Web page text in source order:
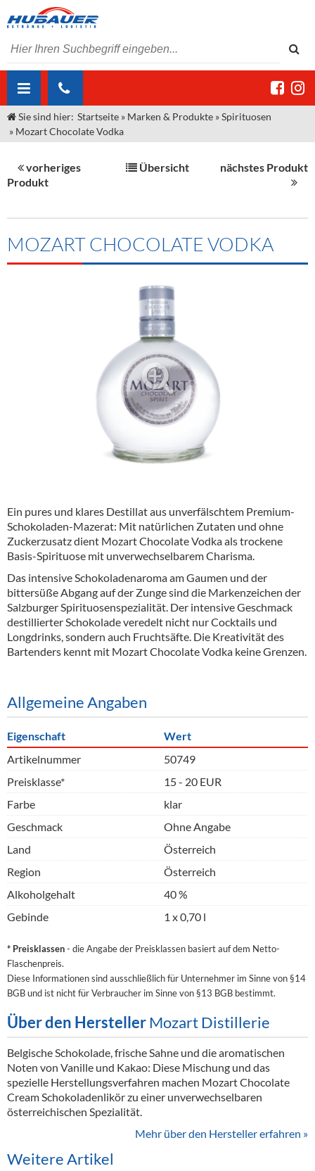
ÜBER UNS
Unser Liefergebiet
Kontakt
Angebote Gastronomie & Großhandel
Neuigkeiten
MARKEN & PRODUKTE
Sirup
Spirituosen
Öle & Küchenartikel
Kommisionskauf & Lieferbedingungen
Fremddienstleistungen
Sie sind hier: Startseite » Marken & Produkte »Spirituosen
» Mozart Chocolate Vodka
vorheriges
Produkt
Übersicht nächstes Produkt
MOZART CHOCOLATE VODKA
Ein pures und klares Destillat aus unverfälschtem Premium-
Schokoladen-Mazerat: Mit natürlichen Zutaten und ohne
Zuckerzusatz dient Mozart Chocolate Vodka als trockene
Basis-Spirituose mit unverwechselbarem Charisma.
Das intensive Schokoladenaroma am Gaumen und der
bittersüße Abgang auf der Zunge sind die Markenzeichen der
Salzburger Spirituosenspezialität. Der intensive Geschmack
destillierter Schokolade veredelt nicht nur Cocktails und
Longdrinks, sondern auch Fruchtsäfte. Die Kreativität des
Bartenders kennt mit Mozart Chocolate Vodka keine Grenzen.
Allgemeine Angaben
Eigenschaft
Wert
Artikelnummer
50749
Preisklasse*
15 - 20 EUR
Farbe
klar
Geschmack
Ohne Angabe
Land
Österreich
Region
Österreich
Alkoholgehalt
40 %
Gebinde
1 x 0,70 l
* Preisklassen- die Angabe der Preisklassen basiert auf dem Netto-
Flaschenpreis.
Diese Informationen sind ausschließlich für Unternehmer im Sinne von §14
BGB und ist nicht für Verbraucher im Sinne von §13 BGB bestimmt.
Über den Hersteller Mozart Distillerie
Belgische Schokolade, frische Sahne und die aromatischen
Noten von Vanille und Kakao: Diese Mischung und das
spezielle Herstellungsverfahren machen Mozart Chocolate
Cream Schokoladenlikör zu einer unverwechselbaren
österreichischen Spezialität.
Mehr über den Hersteller erfahren »
Weitere Artikel